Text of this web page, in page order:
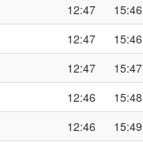
12:47 15:46
12:47 15:46
12:47 15:47
12:46 15:48
12:46 15:49